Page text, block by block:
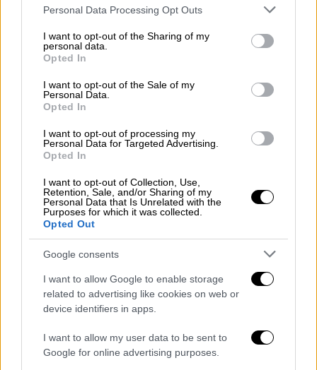
Please note that this website/app uses one or more Google
not limited to your visit or usage behaviour. You may click to
grant or deny consent to Google and its third-party tags to
use your data for below specified purposes in below Google
consent section.
Personal Data Processing Opt Outs
I want to opt-out of the Sharing of my
personal data.
Opted In
I want to opt-out of the Sale of my
Personal Data.
Opted In
I want to opt-out of processing my
Personal Data for Targeted Advertising.
Opted In
I want to opt-out of Collection, Use,
Retention, Sale, and/or Sharing of my
Personal Data that Is Unrelated with the
Purposes for which it was collected.
Opted Out
Google consents
I want to allow Google to enable storage
related to advertising like cookies on web or
device identifiers in apps.
I want to allow my user data to be sent to
Google for online advertising purposes.
εξαρτώμενων τέκνων που θα δηλωθούν στην
αίτησηΑ21έτους 2025 και του συνολικού
οικογενειακού εισοδήματος που οι
δικαιούχοι είχαν το φορολογικό έτος 2023.
Μετά την υποβολή της
Φορολογίας Εισοδήματος
θα λαμβάνονται υπόψη για τον υπολογισμό
του δικαιούμενου ποσού, τα εισοδήματα του
Επισημαίνεται ότι, μεταξύ των
προϋποθέσεων που θα ελέγχονται για τη
χορήγηση του επιδόματος παιδιού είναι: η
φοίτηση των εξαρτώμενων τέκνων στην
υποχρεωτική εκπαίδευση – από το προ
νήπιο έως και το Γυμνάσιο – καθώς και η
επάρκεια φοίτησης.
Στην αίτηση Α21 πρέπει να καταχωρηθούν
απαραιτήτως στα σχετικά πεδία: